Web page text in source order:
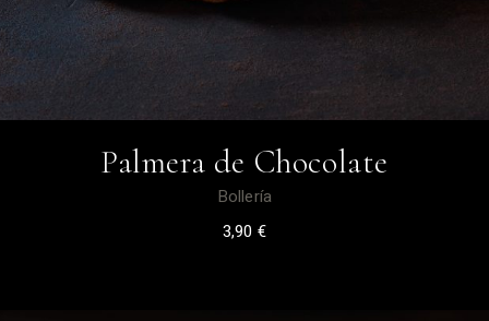
Palmera de Chocolate
Bollería
3,90 €